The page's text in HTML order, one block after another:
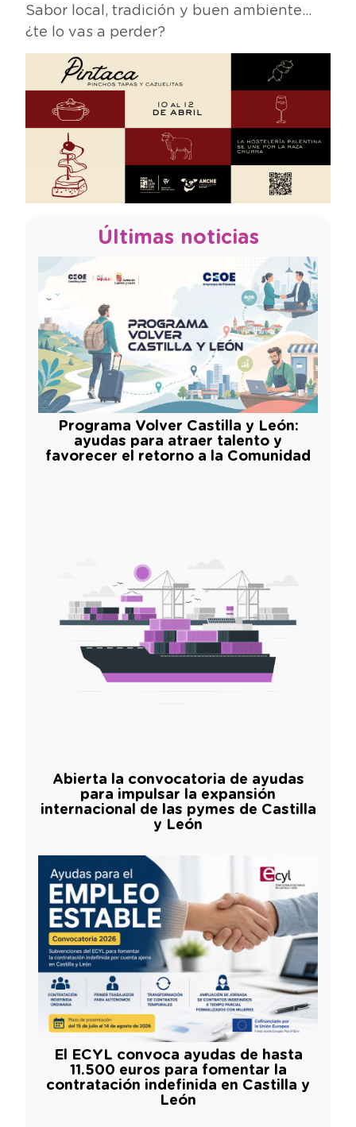
Sabor local, tradición y buen ambiente…
¿te lo vas a perder?
Últimas noticias
Programa Volver Castilla y León:
ayudas para atraer talento y
favorecer el retorno a la Comunidad
Abierta la convocatoria de ayudas
para impulsar la expansión
internacional de las pymes de Castilla
y León
El ECYL convoca ayudas de hasta
11.500 euros para fomentar la
contratación indefinida en Castilla y
León